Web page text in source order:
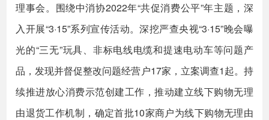
理事会。围绕中消协2022年“共促消费公平”年主题，深
入开展“3·15”系列宣传活动。深挖严查央视“3·15”晚会曝
光的“三无”玩具、非标电线电缆和提速电动车等问题产
品，发现并督促整改问题经营户17家，立案调查1起。持
续推进放心消费示范创建工作，推动建立线下购物无理
由退货工作机制，确定首批10家商户为线下购物无理由